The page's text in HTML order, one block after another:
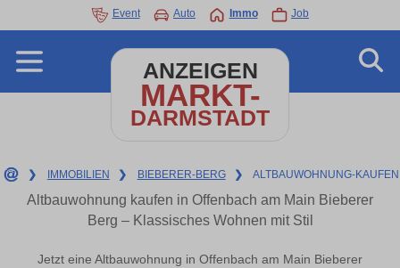
Event Auto Immo Job
ANZEIGEN
MARKT-
DARMSTADT
❯ IMMOBILIEN ❯ BIEBERER-BERG ❯ ALTBAUWOHNUNG-KAUFEN
Altbauwohnung kaufen in Offenbach am Main Bieberer
Berg – Klassisches Wohnen mit Stil
Jetzt eine Altbauwohnung in Offenbach am Main Bieberer